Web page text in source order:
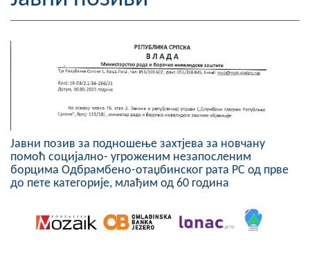
Географија
Насељена мјеста
Занимљивости
Фотогалерија
НАЧЕЛНИК
О Начелнику
Извјештај о раду начелника
Јавни позив за подношење захтјева за новчану
помоћ социјално- угроженим незапосленим
борцима Одбрамбено-отаџбинског рата РС од прве
до пете категорије, млађим од 60 година